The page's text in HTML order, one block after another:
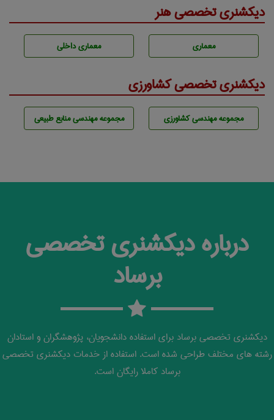
دیکشنری تخصصی هنر
معماری معماری داخلی
دیکشنری تخصصی کشاورزی
مجموعه مهندسی كشاورزی مجموعه مهندسی منابع طبيعی
درباره دیکشنری تخصصی
برساد
دیکشنری تخصصی برساد برای استفاده دانشجویان، پژوهشگران و استادان
رشته های مختلف طراحی شده است. استفاده از خدمات دیکشنری تخصصی
برساد کاملا رایگان است.